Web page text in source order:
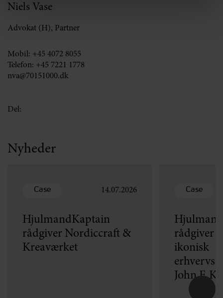
Niels Vase
Advokat (H), Partner
Mobil: +45 4072 8055
Telefon: +45 7221 1778
nva@70151000.dk
Del:
Nyheder
Case 14.07.2026
HjulmandKaptain
rådgiver Nordiccraft &
Kreaværket
Case
rådgiver
ikonisk
John F.